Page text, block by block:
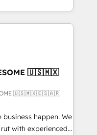
improve
• RevOps &
What
into your
🇺🇸🇲🇽
🇺🇸🇲🇽🇪🇸🇦🇷
happen. We
with experienced,